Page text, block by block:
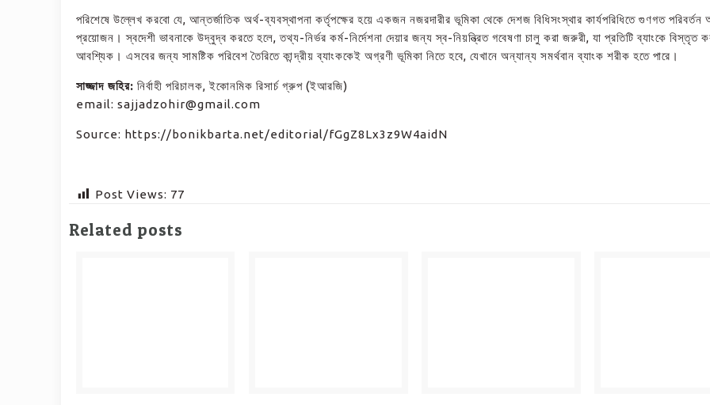
পরিশেষে উল্লেখ করবো যে, আন্তর্জাতিক অর্থ-ব্যবস্থাপনা কর্তৃপক্ষের হয়ে একজন নজরদারীর ভূমিকা থেকে দেশজ বিধিসংস্থার কার্যপরিধিতে গুণগত পরিবর্তন
প্রয়োজন। স্বদেশী ভাবনাকে উদ্বুদ্ব করতে হলে, তথ্য-নির্ভর কর্ম-নির্দেশনা দেয়ার জন্য স্ব-নিয়ন্ত্রিত গবেষণা চালু করা জরুরী, যা প্রতিটি ব্যাংকে বিস্তৃত
আবশ্যিক। এসবের জন্য সামষ্টিক পরিবেশ তৈরিতে কান্দ্রীয় ব্যাংককেই অগ্রণী ভূমিকা নিতে হবে, যেখানে অন্যান্য সমর্থবান ব্যাংক শরীক হতে পারে।
সাজ্জাদ জহির: নির্বাহী পরিচালক, ইকোনমিক রিসার্চ গ্রুপ (ইআরজি)
email: sajjadzohir@gmail.com
Source: https://bonikbarta.net/editorial/fGgZ8Lx3z9W4aidN
Post Views: 77
Related posts